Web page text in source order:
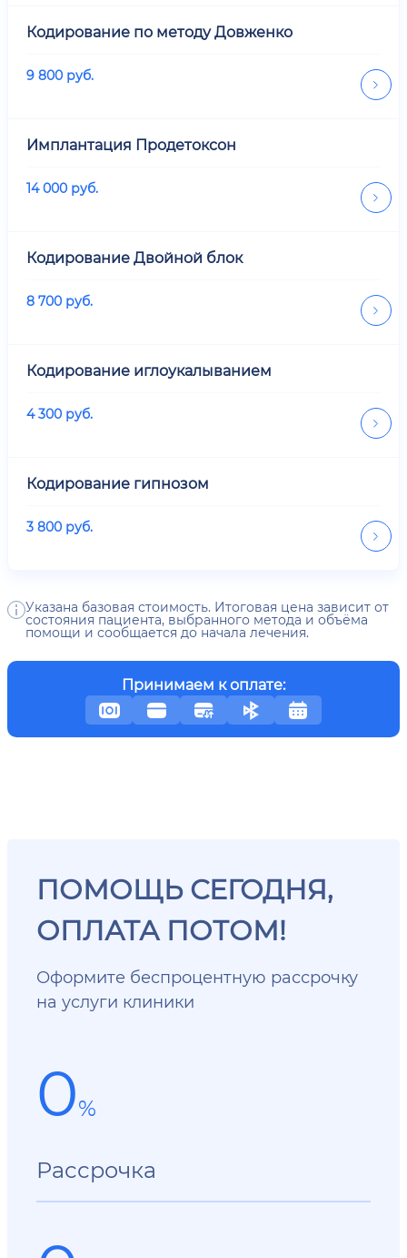
Кодирование по методу Довженко
9 800 руб.
Имплантация Продетоксон
14 000 руб.
Кодирование Двойной блок
8 700 руб.
Кодирование иглоукалыванием
4 300 руб.
Кодирование гипнозом
3 800 руб.
Указана базовая стоимость. Итоговая цена зависит от
состояния пациента, выбранного метода и объёма
помощи и сообщается до начала лечения.
Принимаем к оплате:
ПОМОЩЬ СЕГОДНЯ,
ОПЛАТА ПОТОМ!
Оформите беспроцентную рассрочку
на услуги клиники
0%
Рассрочка